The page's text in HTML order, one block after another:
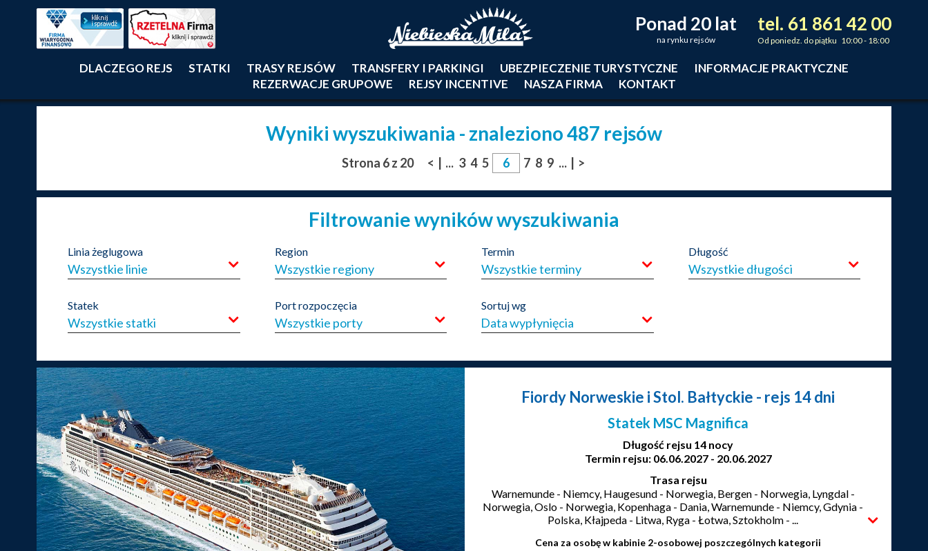
tel. 61 861 42 00
Od poniedz. do piątku 10:00 - 18:00
Ponad 20 lat
na rynku rejsów
DLACZEGO REJS STATKI TRASY REJSÓW TRANSFERY I PARKINGI UBEZPIECZENIE TURYSTYCZNE
INFORMACJE PRAKTYCZNE
REZERWACJE GRUPOWE
REJSY INCENTIVE NASZA FIRMA KONTAKT
Wyniki wyszukiwania - znaleziono 487 rejsów
Strona 6 z 20 < ... 3 4 5 7 8 9 ... >
Filtrowanie wyników wyszukiwania
Linia żeglugowa
Wszystkie linie
Region
Wszystkie regiony
Termin
Wszystkie terminy
Długość
Wszystkie długości
Statek
Wszystkie statki
Port rozpoczęcia
Wszystkie porty
Sortuj wg
Fiordy Norweskie i Stol. Bałtyckie - rejs 14 dni
Statek MSC Magnifica
Długość rejsu 14 nocy
Termin rejsu: 06.06.2027 - 20.06.2027
Trasa rejsu
Warnemunde - Niemcy, Haugesund - Norwegia, Bergen - Norwegia, Lyngdal -
Norwegia, Oslo - Norwegia, Kopenhaga - Dania, Warnemunde - Niemcy, Gdynia -
Polska, Kłajpeda - Litwa, Ryga - Łotwa, Sztokholm - ...
Cena za osobę w kabinie 2-osobowej poszczególnych kategorii